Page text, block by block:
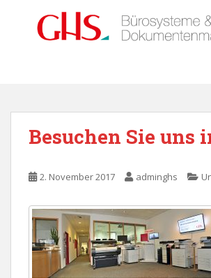
Besuchen Sie uns
2. November 2017 adminghs